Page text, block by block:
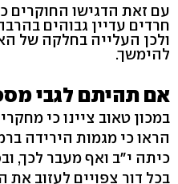
עם זאת הדגישו החוקרים
חרדים עדיין גבוהים
ולכן העלייה בחלקה של
להימשך.
אם תהיתם לגבי
במכון טאוב ציינו כי
הראו כי מגמות הירידה
בכל דור צפויים לעזוב את